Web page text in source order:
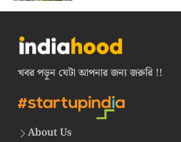
খবর পড়ুন যেটা আপনার জন্য জরুরি !!
About Us